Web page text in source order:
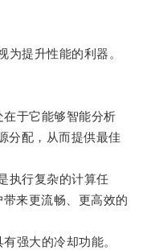
提升性能的利器。
于它能够智能分析
分配，从而提供最佳
行复杂的计算任
来更流畅、更高效的
强大的冷却功能。